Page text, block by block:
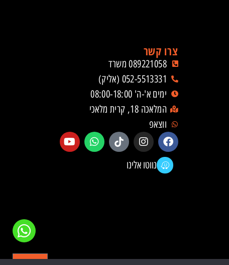
צרו קשר
089221058 משרד
052-5513331 (אליק)
ימים א'-ה' 08:00-18:00
המלאכה 18, קרית מלאכי
ווצאפ
נווטו אלינו